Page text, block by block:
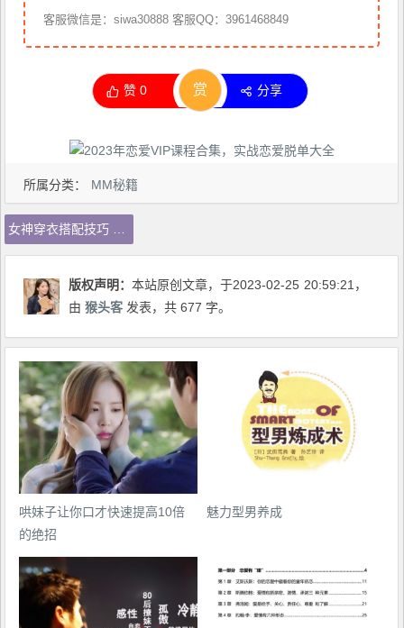
客服微信是：siwa30888 客服QQ：3961468849
赞0 赏 分享
所属分类： MM秘籍
版权声明：本站原创文章，于2023-02-25 20:59:21 ，
由猴头客 发表，共 677 字。
哄妹子让你口才快速提高10倍
的绝招
魅力型男养成